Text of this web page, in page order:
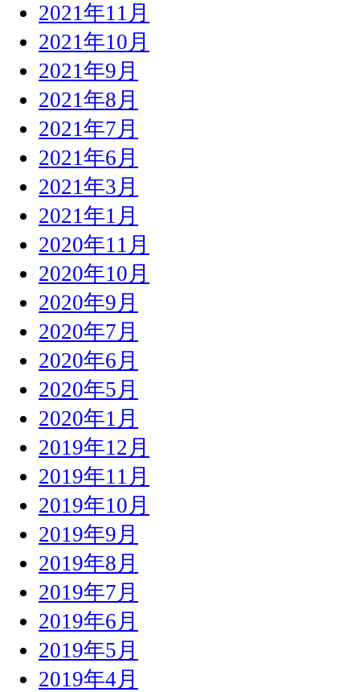
2021年11月
2021年10月
2021年9月
2021年8月
2021年7月
2021年6月
2021年3月
2021年1月
2020年11月
2020年10月
2020年9月
2020年7月
2020年6月
2020年5月
2020年1月
2019年12月
2019年11月
2019年10月
2019年9月
2019年8月
2019年7月
2019年6月
2019年5月
2019年4月